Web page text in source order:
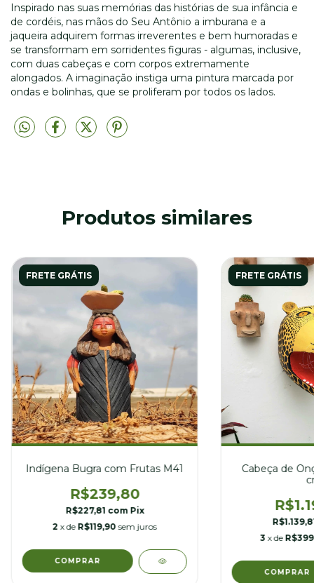
Inspirado nas suas memórias das histórias de sua infância e
de cordéis, nas mãos do Seu Antônio a imburana e a
jaqueira adquirem formas irreverentes e bem humoradas e
se transformam em sorridentes figuras - algumas, inclusive,
com duas cabeças e com corpos extremamente
alongados. A imaginação instiga uma pintura marcada por
ondas e bolinhas, que se proliferam por todos os lados.
Produtos similares
FRETE GRÁTIS
Indígena Bugra com Frutas M41
R$239,80
R$227,81 com Pix
2 x de R$119,90 sem juros
FRETE GRÁTIS
Cabeça de
3 x de